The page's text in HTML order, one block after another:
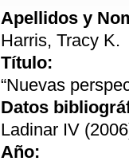
Apellidos y
Harris, Tracy K.
Título:
“Nuevas
Datos
Ladinar IV
Año: